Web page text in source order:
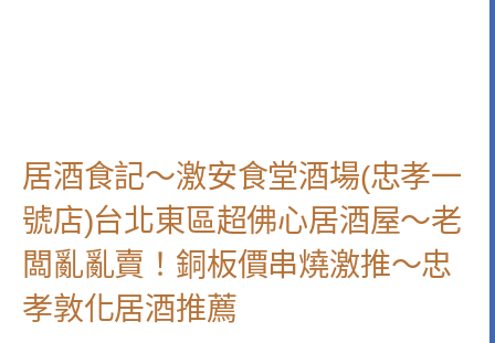
居酒食記～激安食堂酒場(忠孝一
號店)台北東區超佛心居酒屋～老
闆亂亂賣！銅板價串燒激推～忠
孝敦化居酒推薦